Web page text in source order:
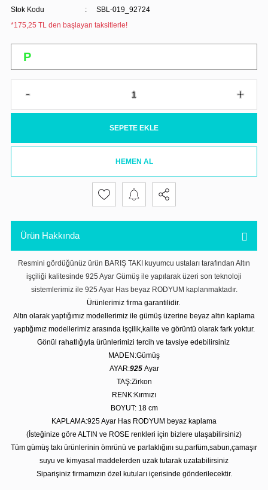
Stok Kodu
SBL-019_92724
*175,25 TL den başlayan taksitlerle!
SEPETE EKLE
HEMEN AL
Ürün Hakkında
Resmini gördüğünüz ürün BARIŞ TAKI kuyumcu ustaları tarafından Altın
işçiliği kalitesinde 925 Ayar Gümüş ile yapılarak üzeri son teknoloji
sistemlerimiz ile 925 Ayar Has beyaz RODYUM kaplanmaktadır.
Ürünlerimiz firma garantilidir.
Altın olarak yaptığımız modellerimiz ile gümüş üzerine beyaz altın kaplama
yaptığımız modellerimiz arasında işçilik,kalite ve görüntü olarak fark yoktur.
Gönül rahatlığıyla ürünlerimizi tercih ve tavsiye edebilirsiniz
MADEN:Gümüş
AYAR:925 Ayar
TAŞ:Zirkon
RENK:Kırmızı
BOYUT: 18 cm
KAPLAMA:925 Ayar Has RODYUM beyaz kaplama
(İsteğinize göre ALTIN ve ROSE renkleri için bizlere ulaşabilirsiniz)
Tüm gümüş takı ürünlerinin ömrünü ve parlaklığını su,parfüm,sabun,çamaşır
suyu ve kimyasal maddelerden uzak tutarak uzatabilirsiniz
Siparişiniz firmamızın özel kutuları içerisinde gönderilecektir.